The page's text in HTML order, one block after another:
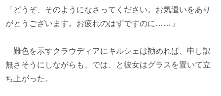
「どうぞ、そのようになさってください。お気遣いをあり
がとうございます。お疲れのはずですのに……」
難色を示すクラウディアにキルシェは勧めれば、申し訳
無さそうにしながらも、では、と彼女はグラスを置いて立
ち上がった。